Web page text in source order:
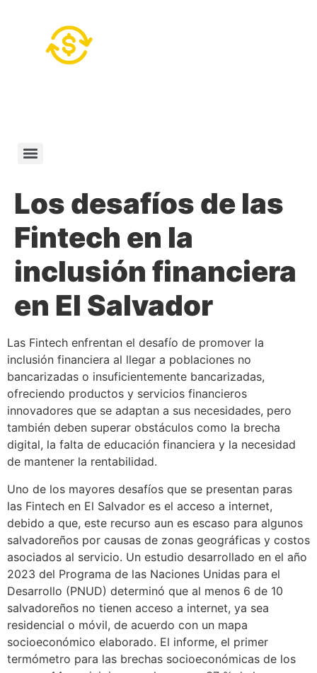
Los desafíos de las
Fintech en la
inclusión financiera
en El Salvador
Las Fintech enfrentan el desafío de promover la
inclusión financiera al llegar a poblaciones no
bancarizadas o insuficientemente bancarizadas,
ofreciendo productos y servicios financieros
innovadores que se adaptan a sus necesidades, pero
también deben superar obstáculos como la brecha
digital, la falta de educación financiera y la necesidad
de mantener la rentabilidad.
Uno de los mayores desafíos que se presentan paras
las Fintech en El Salvador es el acceso a internet,
debido a que, este recurso aun es escaso para algunos
salvadoreños por causas de zonas geográficas y costos
asociados al servicio. Un estudio desarrollado en el año
2023 del Programa de las Naciones Unidas para el
Desarrollo (PNUD) determinó que al menos 6 de 10
salvadoreños no tienen acceso a internet, ya sea
residencial o móvil, de acuerdo con un mapa
socioeconómico elaborado. El informe, el primer
termómetro para las brechas socioeconómicas de los